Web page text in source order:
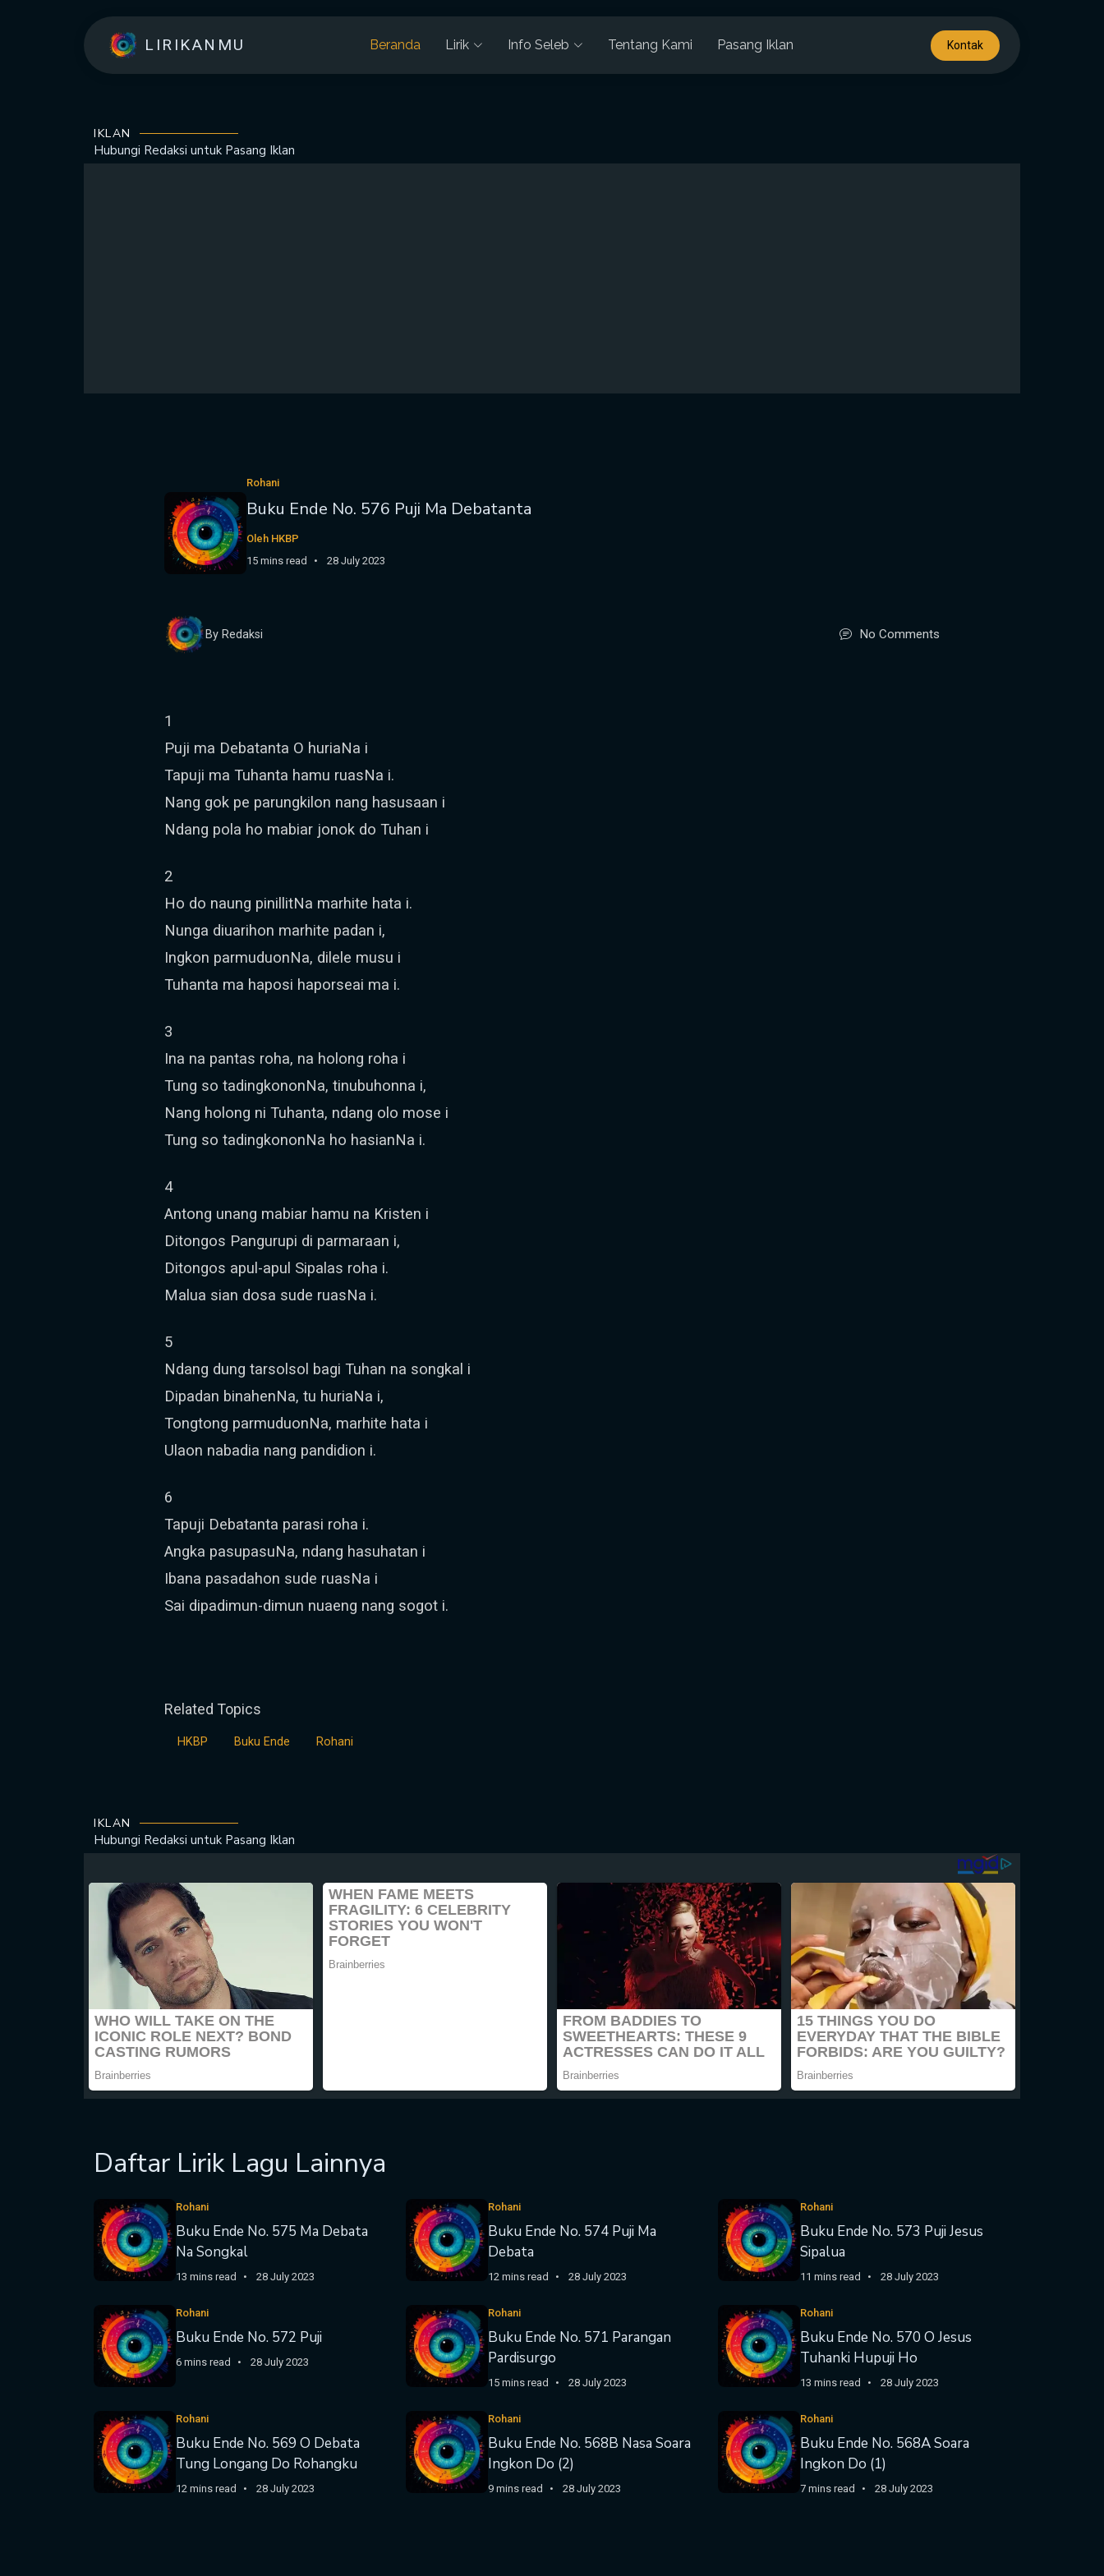
LIRIKANMU Beranda Lirik Info Seleb Tentang Kami Pasang Iklan Kontak
IKLAN
Hubungi Redaksi untuk Pasang Iklan
Rohani
Buku Ende No. 576 Puji Ma Debatanta
Oleh HKBP
15 mins read
28 July 2023
By Redaksi No Comments
1
Puji ma Debatanta O huriaNa i
Tapuji ma Tuhanta hamu ruasNa i.
Nang gok pe parungkilon nang hasusaan i
Ndang pola ho mabiar jonok do Tuhan i
2
Ho do naung pinillitNa marhite hata i.
Nunga diuarihon marhite padan i,
Ingkon parmuduonNa, dilele musu i
Tuhanta ma haposi haporseai ma i.
3
Ina na pantas roha, na holong roha i
Tung so tadingkononNa, tinubuhonna i,
Nang holong ni Tuhanta, ndang olo mose i
Tung so tadingkononNa ho hasianNa i.
4
Antong unang mabiar hamu na Kristen i
Ditongos Pangurupi di parmaraan i,
Ditongos apul-apul Sipalas roha i.
Malua sian dosa sude ruasNa i.
5
Ndang dung tarsolsol bagi Tuhan na songkal i
Dipadan binahenNa, tu huriaNa i,
Tongtong parmuduonNa, marhite hata i
Ulaon nabadia nang pandidion i.
6
Tapuji Debatanta parasi roha i.
Angka pasupasuNa, ndang hasuhatan i
Ibana pasadahon sude ruasNa i
Sai dipadimun-dimun nuaeng nang sogot i.
Related Topics
HKBP Buku Ende Rohani
IKLAN
Hubungi Redaksi untuk Pasang Iklan
Daftar Lirik Lagu Lainnya
Rohani
Buku Ende No. 575 Ma Debata
Na Songkal
13 mins read 28 July 2023
Rohani
Buku Ende No. 574 Puji Ma
Debata
12 mins read 28 July 2023
Rohani
Buku Ende No. 573 Puji Jesus
Sipalua
11 mins read 28 July 2023
Rohani
Buku Ende No. 572 Puji
6 mins read 28 July 2023
Rohani
Buku Ende No. 571 Parangan
Pardisurgo
15 mins read 28 July 2023
Rohani
Buku Ende No. 570 O Jesus
Tuhanki Hupuji Ho
13 mins read 28 July 2023
Rohani
Buku Ende No. 569 O Debata
Tung Longang Do Rohangku
12 mins read 28 July 2023
Rohani
Buku Ende No. 568B Nasa Soara
Ingkon Do (2)
9 mins read 28 July 2023
Rohani
Buku Ende No. 568A Soara
Ingkon Do (1)
7 mins read 28 July 2023